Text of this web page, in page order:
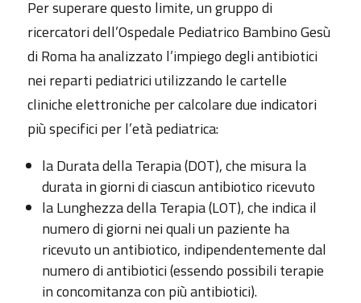
Per superare questo limite, un gruppo di
ricercatori dell’Ospedale Pediatrico Bambino Gesù
di Roma ha analizzato l’impiego degli antibiotici
nei reparti pediatrici utilizzando le cartelle
cliniche elettroniche per calcolare due indicatori
più specifici per l’età pediatrica:
la Durata della Terapia (DOT), che misura la
durata in giorni di ciascun antibiotico ricevuto
la Lunghezza della Terapia (LOT), che indica il
numero di giorni nei quali un paziente ha
ricevuto un antibiotico, indipendentemente dal
numero di antibiotici (essendo possibili terapie
in concomitanza con più antibiotici).